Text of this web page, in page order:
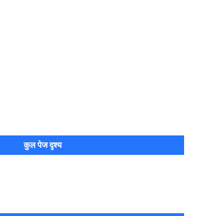
कुल पेज दृश्य